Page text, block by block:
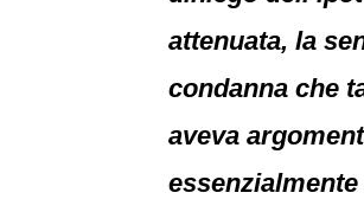
attenuata, la
condanna che
aveva